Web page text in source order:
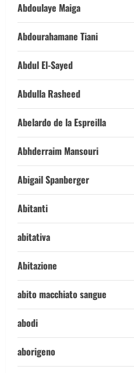
Abdoulaye Maiga
Abdourahamane Tiani
Abdul El-Sayed
Abdulla Rasheed
Abelardo de la Espreilla
Abhderraim Mansouri
Abigail Spanberger
Abitanti
abitativa
Abitazione
abito macchiato sangue
abodi
aborigeno